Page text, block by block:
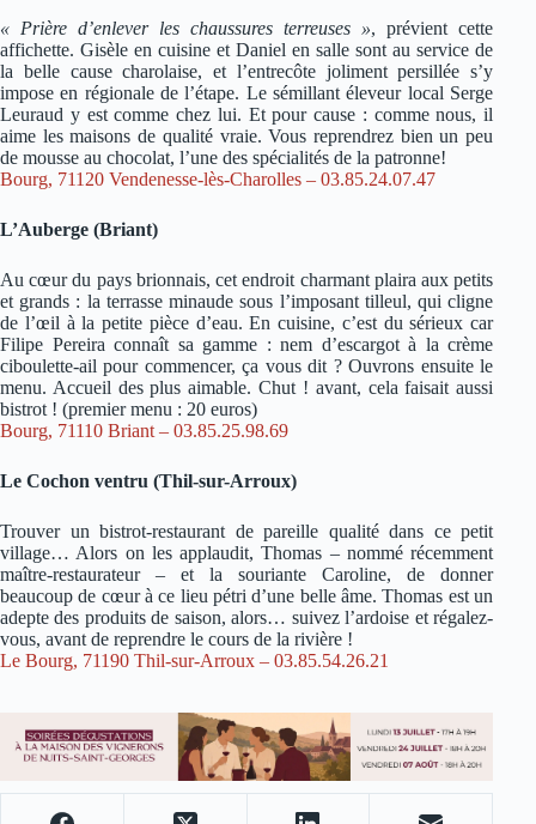
« Prière d’enlever les chaussures terreuses », prévient cette
affichette. Gisèle en cuisine et Daniel en salle sont au service de
la belle cause charolaise, et l’entrecôte joliment persillée s’y
impose en régionale de l’étape. Le sémillant éleveur local Serge
Leuraud y est comme chez lui. Et pour cause : comme nous, il
aime les maisons de qualité vraie. Vous reprendrez bien un peu
de mousse au chocolat, l’une des spécialités de la patronne!
Bourg, 71120 Vendenesse-lès-Charolles – 03.85.24.07.47
L’Auberge (Briant)
Au cœur du pays brionnais, cet endroit charmant plaira aux petits
et grands : la terrasse minaude sous l’imposant tilleul, qui cligne
de l’œil à la petite pièce d’eau. En cuisine, c’est du sérieux car
Filipe Pereira connaît sa gamme : nem d’escargot à la crème
ciboulette-ail pour commencer, ça vous dit ? Ouvrons ensuite le
menu. Accueil des plus aimable. Chut ! avant, cela faisait aussi
bistrot ! (premier menu : 20 euros)
Bourg, 71110 Briant – 03.85.25.98.69
Le Cochon ventru (Thil-sur-Arroux)
Trouver un bistrot-restaurant de pareille qualité dans ce petit
village… Alors on les applaudit, Thomas – nommé récemment
maître-restaurateur – et la souriante Caroline, de donner
beaucoup de cœur à ce lieu pétri d’une belle âme. Thomas est un
adepte des produits de saison, alors… suivez l’ardoise et régalez-
vous, avant de reprendre le cours de la rivière !
Le Bourg, 71190 Thil-sur-Arroux – 03.85.54.26.21